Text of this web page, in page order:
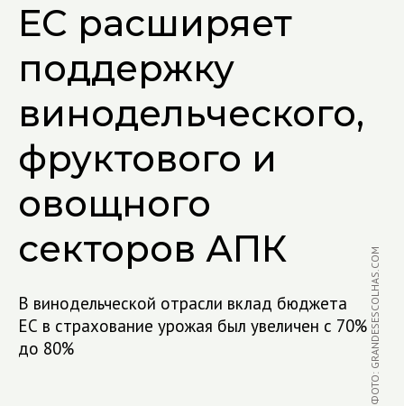
ЕС расширяет
поддержку
винодельческого,
фруктового и
овощного
секторов АПК
В винодельческой отрасли вклад бюджета
ЕС в страхование урожая был увеличен с 70%
до 80%
ФОТО: GRANDESESCOLHAS.COM